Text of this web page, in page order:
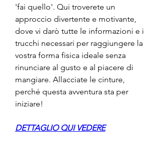
'fai quello'. Qui troverete un
approccio divertente e motivante,
dove vi darò tutte le informazioni e i
trucchi necessari per raggiungere la
vostra forma fisica ideale senza
rinunciare al gusto e al piacere di
mangiare. Allacciate le cinture,
perché questa avventura sta per
iniziare!
DETTAGLIO QUI VEDERE